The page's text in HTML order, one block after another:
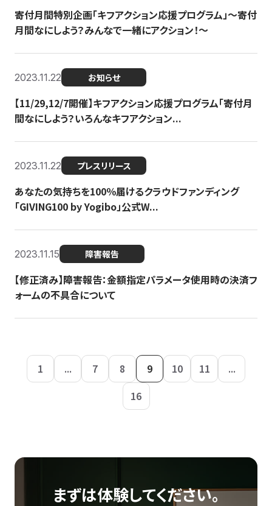
寄付月間特別企画「キフアクション応援プログラム」〜寄付
月間なにしよう？みんなで一緒にアクション！〜
2023.11.22 お知らせ
【11/29,12/7開催】キフアクション応援プログラム「寄付月
間なにしよう？いろんなキフアクション...
2023.11.22 プレスリリース
あなたの気持ちを100％届けるクラウドファンディング
「GIVING100 by Yogibo」公式W...
2023.11.15 障害報告
【修正済み】障害報告：金額指定パラメータ使用時の決済フ
ォームの不具合について
1 ... 7 8 9 10 11
...
16
まずは体験してください。